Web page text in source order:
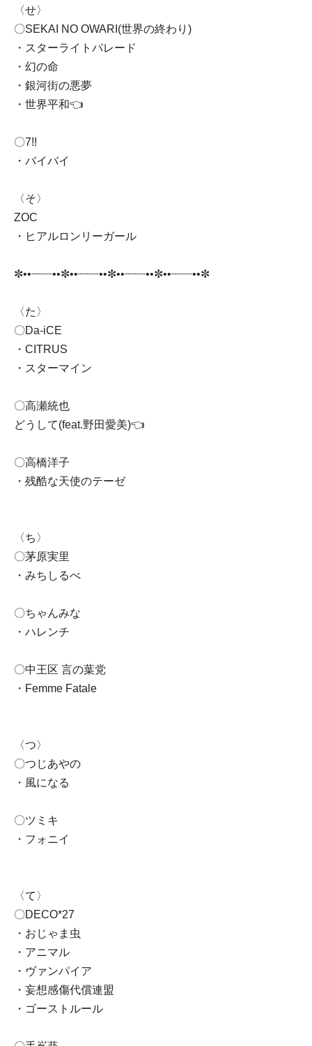
〈せ〉
〇SEKAI NO OWARI(世界の終わり)
・スターライトパレード
・幻の命
・銀河街の悪夢
・世界平和👈
〇7!!
・バイバイ
〈そ〉
ZOC
・ヒアルロンリーガール
✼••┈┈┈••✼••┈┈┈••✼••┈┈┈••✼••┈┈┈••✼
〈た〉
〇Da-iCE
・CITRUS
・スターマイン
〇高瀬統也
どうして(feat.野田愛美)👈
〇高橋洋子
・残酷な天使のテーゼ
〈ち〉
〇茅原実里
・みちしるべ
〇ちゃんみな
・ハレンチ
〇中王区 言の葉党
・Femme Fatale
〈つ〉
〇つじあやの
・風になる
〇ツミキ
・フォニイ
〈て〉
〇DECO*27
・おじゃま虫
・アニマル
・ヴァンパイア
・妄想感傷代償連盟
・ゴーストルール